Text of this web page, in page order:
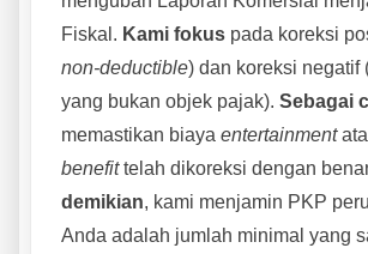
Fiskal. Kami fokus pada koreksi
non-deductible) dan koreksi negatif
yang bukan objek pajak). Sebagai
memastikan biaya entertainment
benefittelah dikoreksi dengan
demikian, kami menjamin PKP
Anda adalah jumlah minimal yang